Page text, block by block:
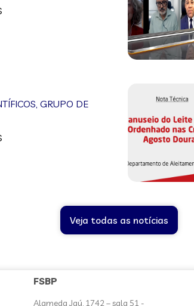
,GRUPO DE
Veja todas as notícias
FSBP
Alameda Jaú, 1742 – sala 51 -